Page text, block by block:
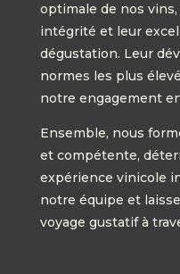
optimale de nos
intégrité et leur
dégustation. Leur
normes les plus
notre engagement
Ensemble, nous
et compétente,
expérience vinicole
notre équipe et
voyage gustatif à